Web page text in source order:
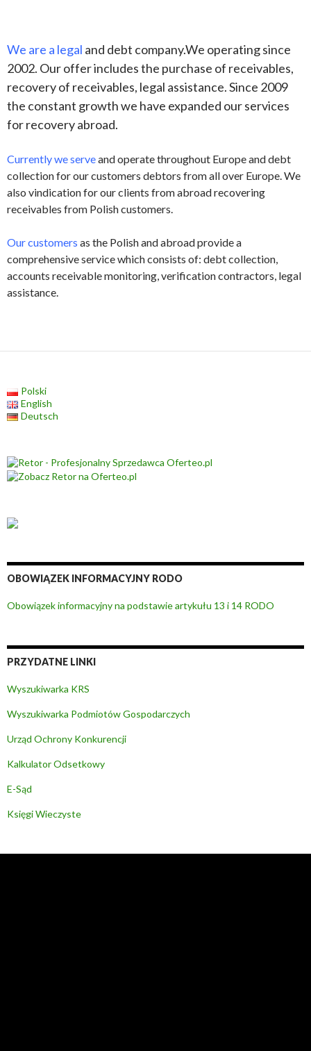
We are a legal and debt company.We operating since
2002. Our offer includes the purchase of receivables,
recovery of receivables, legal assistance. Since 2009
the constant growth we have expanded our services
for recovery abroad.
Currently we serveand operate throughout Europe and debt
collection for our customers debtors from all over Europe. We
also vindication for our clients from abroad recovering
receivables from Polish customers.
Our customers as the Polish and abroad provide a
comprehensive service which consists of: debt collection,
accounts receivable monitoring, verification contractors, legal
assistance.
Polski
English
Deutsch
OBOWIĄZEK INFORMACYJNY RODO
Obowiązek informacyjny na podstawie artykułu 13 i 14 RODO
PRZYDATNE LINKI
Wyszukiwarka KRS
Wyszukiwarka Podmiotów Gospodarczych
Urząd Ochrony Konkurencji
Kalkulator Odsetkowy
E-Sąd
Księgi Wieczyste